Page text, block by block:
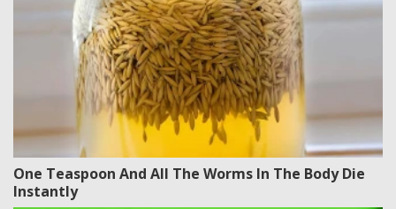
One Teaspoon And All The Worms In The Body Die
Instantly